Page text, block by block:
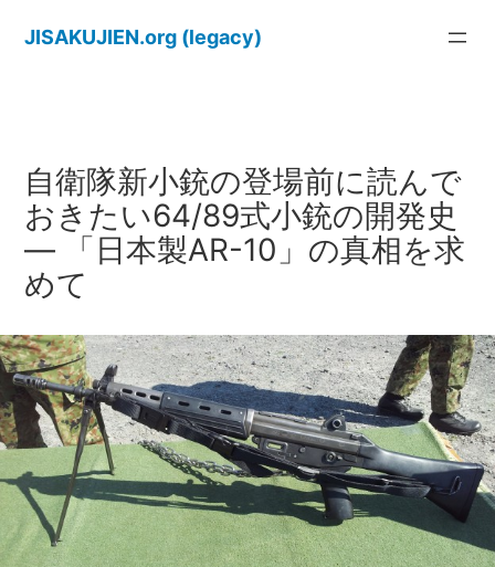
JISAKUJIEN.org (legacy)
自衛隊新小銃の登場前に読んで
おきたい64/89式小銃の開発史
― 「日本製AR-10」の真相を求
めて